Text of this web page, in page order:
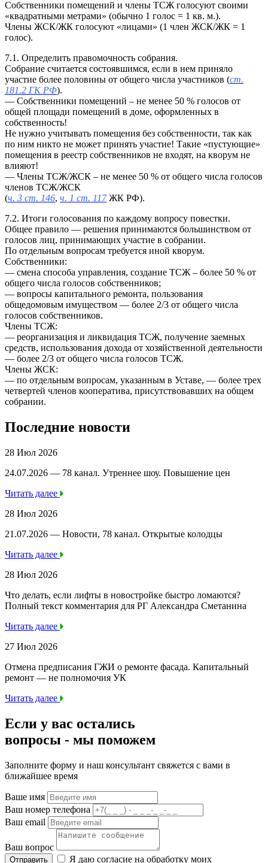
Собственники помещений и члены ТСЖ голосуют своими
«квадратными метрами» (обычно 1 голос = 1 кв. м.).
Члены ЖСК/ЖК голосуют «лицами» (1 член ЖСК/ЖК = 1
голос).
7.1. Определить правомочность собрания.
Собрание считается состоявшимся, если в нем приняло
участие более половины от общего числа участников (ст.
181.2 ГК РФ).
— Собственники помещений – не менее 50 % голосов от
общей площади помещений в доме, оформленных в
собственность!
Не нужно учитывать помещения без собственности, так как
по ним никто не может принять участие! Такие «пустующие»
помещения в реестр собственников не входят, на кворум не
влияют!
— Члены ТСЖ/ЖСК – не менее 50 % от общего числа голосов
членов ТСЖ/ЖСК
(ч. 3 ст. 146, ч. 1 ст. 117ЖК РФ).
7.2. Итоги голосования по каждому вопросу повестки.
Общее правило — решения принимаются большинством от
голосов лиц, принимающих участие в собрании.
По отдельным вопросам требуется иной кворум.
Собственники:
— смена способа управления, создание ТСЖ – более 50 % от
общего числа голосов собственников;
— вопросы капитального ремонта, пользования
общедомовым имуществом — более 2/3 от общего числа
голосов собственников.
Члены ТСЖ:
— реорганизация и ликвидация ТСЖ, получение заемных
средств, использования дохода от хозяйственной деятельности
— более 2/3 от общего числа голосов ТСЖ.
Члены ЖСК:
— по отдельным вопросам, указанным в Уставе, — более трех
четвертей членов кооператива, присутствовавших на общем
собрании.
Последние новости
28 Июл 2026
24.07.2026 — 78 канал. Утреннее шоу. Повышение цен
Читать далее
28 Июл 2026
21.07.2026 — Новости, 78 канал. Открытые колодцы
Читать далее
28 Июл 2026
Что делать, если лифты в новостройке быстро ломаются?
Полный текст комментария для РГ Александра Сметанина
Читать далее
27 Июл 2026
Отмена предписания ГЖИ о ремонте фасада. Капитальный
ремонт — не полномочия УК
Читать далее
Если у вас остались
вопросы - мы поможем
Заполните форму и наш консультант свяжется с вами в
ближайшее время
Ваше имя
Ваш номер телефона
Ваш email
Ваш вопрос
Отправить
Я даю согласие на обработку моих